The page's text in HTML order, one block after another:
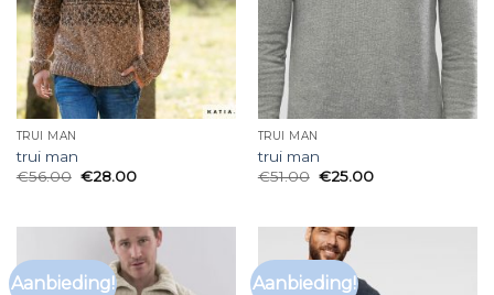
TRUI MAN
trui man
€56.00 €28.00
TRUI MAN
trui man
€51.00 €25.00
Aanbieding! Aanbieding!